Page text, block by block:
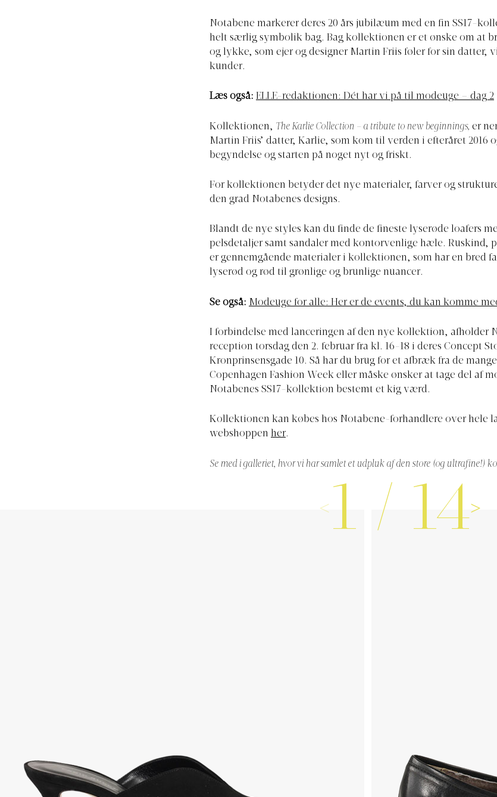
Notabene markerer deres 20 års jubilæum med en fin SS17-
helt særlig symbolik bag. Bag kollektionen er et ønske om at
og lykke, som ejer og designer Martin Friis føler for sin datter,
kunder.
Læs også: ELLE-redaktionen: Dét har vi på til modeuge – dag 2
Kollektionen, The Karlie Collection – a tribute to new beginnings, er
Martin Friis’ datter, Karlie, som kom til verden i efteråret 2016
begyndelse og starten på noget nyt og friskt.
For kollektionen betyder det nye materialer, farver og
den grad Notabenes designs.
Blandt de nye styles kan du finde de fineste lyserøde loafers
pelsdetaljer samt sandaler med kontorvenlige hæle. Ruskind,
er gennemgående materialer i kollektionen, som har en bred
lyserød og rød til grønlige og brunlige nuancer.
Se også: Modeuge for alle: Her er de events, du kan komme
I forbindelse med lanceringen af den nye kollektion, afholder
reception torsdag den 2. februar fra kl. 16-18 i deres Concept
Kronprinsensgade 10. Så har du brug for et afbræk fra de
Copenhagen Fashion Week eller måske ønsker at tage del af
Notabenes SS17-kollektion bestemt et kig værd.
Kollektionen kan købes hos Notabene-forhandlere over hele
webshoppen her.
Se med i galleriet, hvor vi har samlet et udpluk af den store (og ultrafine!)
1 / 14